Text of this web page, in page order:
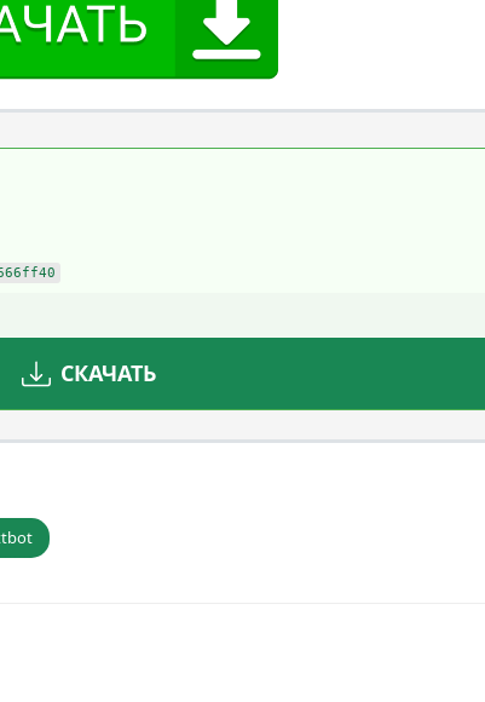
СКАЧАТЬ